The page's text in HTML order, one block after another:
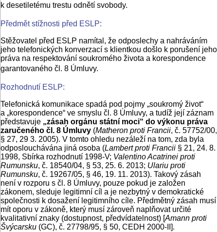
k desetiletému trestu odnětí svobody.
Předmět stížnosti před ESLP:
Stěžovatel před ESLP namítal, že odposlechy a nahráváním
jeho telefonických konverzací s klientkou došlo k porušení jeho
práva na respektování soukromého života a korespondence
garantovaného čl. 8 Úmluvy.
Rozhodnutí ESLP:
Telefonická komunikace spadá pod pojmy „soukromý život“
a „korespondence“ ve smyslu čl. 8 Úmluvy, a tudíž její záznam
představuje „zásah orgánu státní moci“ do výkonu práva
zaručeného čl. 8 Úmluvy (Matheron proti Francii, č. 57752/00,
§ 27, 29 3. 2005). V tomto ohledu nezáleží na tom, zda byla
odposlouchávána jiná osoba (Lambert proti Francii § 21, 24. 8.
1998, Sbírka rozhodnutí 1998‑V; Valentino Acatrinei proti
Rumunsku, č. 18540/04, § 53, 25. 6. 2013; Ulariu proti
Rumunsku, č. 19267/05, § 46, 19. 11. 2013). Takový zásah
není v rozporu s čl. 8 Úmluvy, pouze pokud je založen
zákonem, sleduje legitimní cíl a je nezbytný v demokratické
společnosti k dosažení legitimního cíle. Předmětný zásah musí
mít oporu v zákoně, který musí zároveň naplňovat určité
kvalitativní znaky (dostupnost, předvídatelnost) [Amann proti
Švýcarsku (GC), č. 27798/95, § 50, CEDH 2000-II].